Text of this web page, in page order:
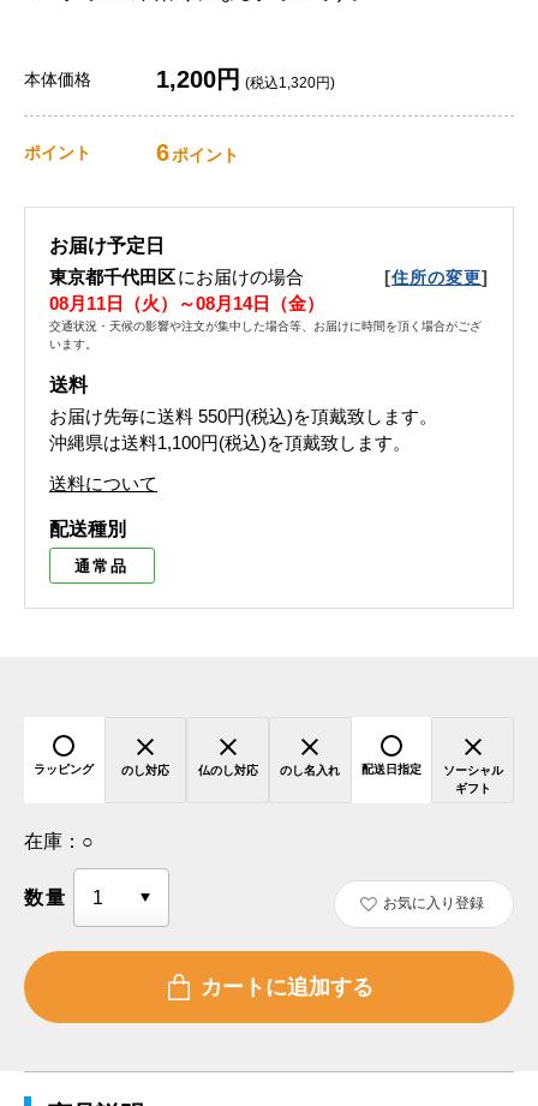
本体価格 1,200円 (税込1,320円)
ポイント 6ポイント
お届け予定日
東京都千代田区にお届けの場合 [住所の変更]
08月11日（火）～08月14日（金）
交通状況・天候の影響や注文が集中した場合等、お届けに時間を頂く場合がござ
います。
送料
お届け先毎に送料 550円(税込)を頂戴致します。
沖縄県は送料1,100円(税込)を頂戴致します。
送料について
配送種別
通常品
ラッピング のし対応 仏のし対応 のし名入れ 配送日指定
ソーシャル
ギフト
在庫： ○
数量 お気に入り登録